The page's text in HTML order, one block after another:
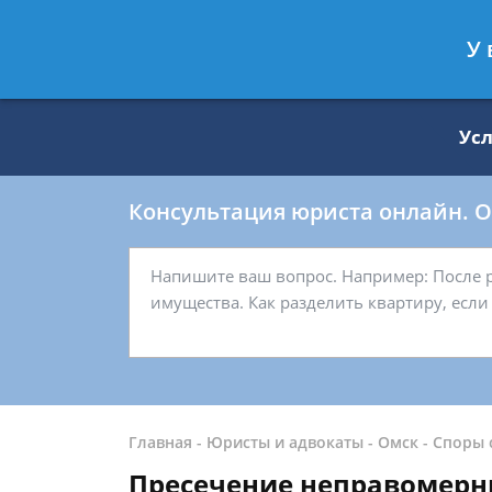
8 812 509-
Консультация юриста онлайн.
Главная - Юристы и адвокаты - Омск - Споры
Пресечение
У